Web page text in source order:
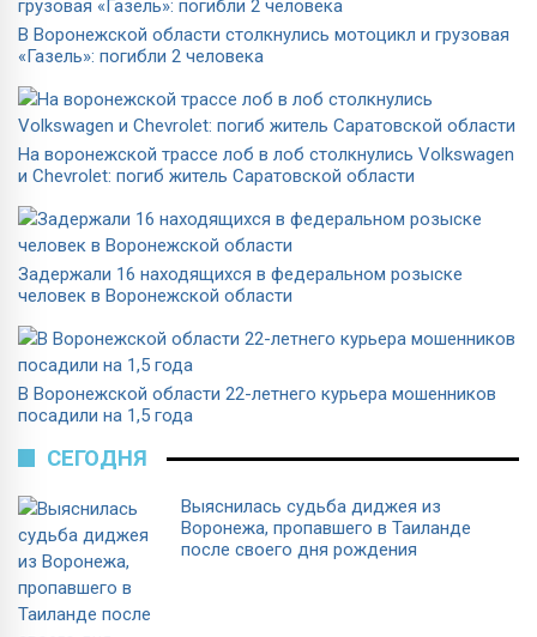
В Воронежской области столкнулись мотоцикл и грузовая
«Газель»: погибли 2 человека
На воронежской трассе лоб в лоб столкнулись Volkswagen
и Chevrolet: погиб житель Саратовской области
Задержали 16 находящихся в федеральном розыске
человек в Воронежской области
В Воронежской области 22-летнего курьера мошенников
посадили на 1,5 года
СЕГОДНЯ
Выяснилась судьба диджея из
Воронежа, пропавшего в Таиланде
после своего дня рождения